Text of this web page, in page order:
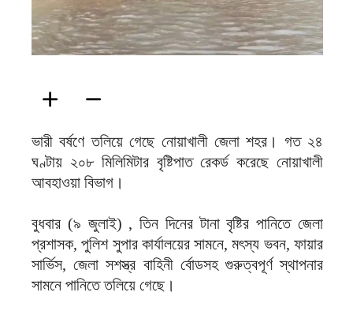
ভারী বর্ষণে তলিয়ে গেছে নোয়াখালী জেলা শহর। গত ২৪
ঘণ্টায় ২০৮ মিলিমিটার বৃষ্টিপাত রেকর্ড করেছে নোয়াখালী
আবহাওয়া বিভাগ।
বুধবার (৯ জুলাই) , তিন দিনের টানা বৃষ্টির পানিতে জেলা
প্রশাসক, পুলিশ সুপার কার্যালয়ের সামনে, মৎস্য ভবন, ফায়ার
সার্ভিস, জেলা সশস্ত্র বাহিনী র্বোডসহ গুরুত্বপূর্ণ স্থাপনার
সামনে পানিতে তলিয়ে গেছে।